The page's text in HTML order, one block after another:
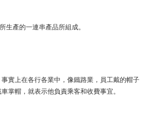
生產的一連串產品所組成。
實上在各行各業中，像鐵路業，員工戴的帽子
掌帽，就表示他負責乘客和收費事宜。